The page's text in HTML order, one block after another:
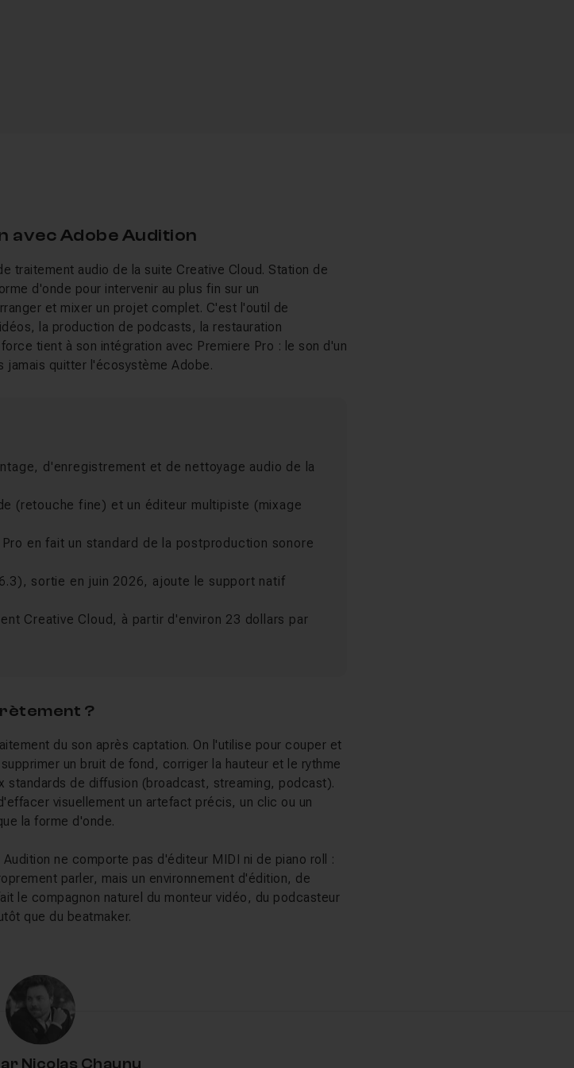
avec Adobe Audition
traitement audio de la suite Creative Cloud. Station de
d'onde pour intervenir au plus fin sur un
et mixer un projet complet. C'est l'outil de
la production de podcasts, la restauration
tient à son intégration avec Premiere Pro : le son d'un
jamais quitter l'écosystème Adobe.
d'enregistrement et de nettoyage audio de la
(retouche fine) et un éditeur multipiste (mixage
en fait un standard de la postproduction sonore
sortie en juin 2026, ajoute le support natif
Creative Cloud, à partir d'environ 23 dollars par
?
du son après captation. On l'utilise pour couper et
un bruit de fond, corriger la hauteur et le rythme
standards de diffusion (broadcast, streaming, podcast).
visuellement un artefact précis, un clic ou un
la forme d'onde.
ne comporte pas d'éditeur MIDI ni de piano roll :
parler, mais un environnement d'édition, de
le compagnon naturel du monteur vidéo, du podcasteur
que du beatmaker.
travail, de la prise de son à la livraison finale. Frank
du son dans Audition, tandis que Pro Vfx
pour films, documentaires, interviews et clips. Bastien
à n'importe quel endroit, et Akache Busiah
Nicolas Chaunu